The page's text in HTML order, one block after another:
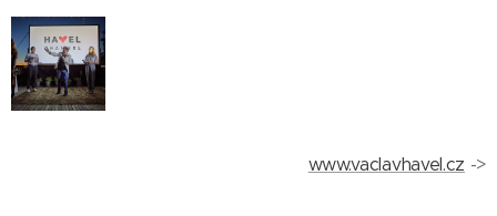
www.vaclavhavel.cz ->